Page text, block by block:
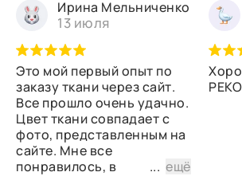
Ирина Мельниченко
13 июля
Это мой первый опыт по
заказу ткани через сайт.
Все прошло очень удачно.
Цвет ткани совпадает с
фото, представленным на
сайте. Мне все
понравилось, в
...ещё